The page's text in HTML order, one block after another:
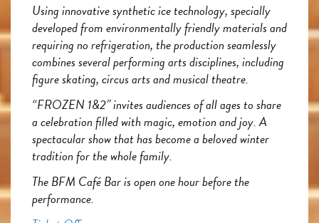
Using innovative synthetic ice technology, specially
developed from environmentally friendly materials and
requiring no refrigeration, the production seamlessly
combines several performing arts disciplines, including
figure skating, circus arts and musical theatre.
“FROZEN 1&2” invites audiences of all ages to share
a celebration filled with magic, emotion and joy. A
spectacular show that has become a beloved winter
tradition for the whole family.
The BFM Café Bar is open one hour before the
performance.